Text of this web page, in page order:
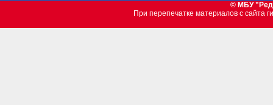
© МБУ
При перепечатке материалов c сайта